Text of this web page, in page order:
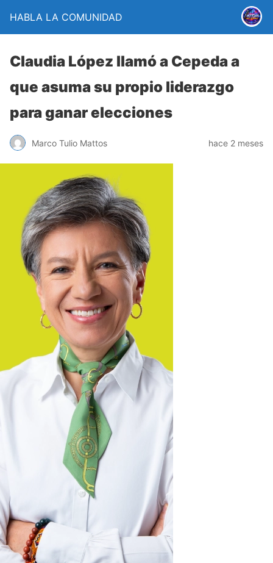
HABLA LA COMUNIDAD
Claudia López llamó a Cepeda a
que asuma su propio liderazgo
para ganar elecciones
Marco Tulio Mattos hace 2 meses